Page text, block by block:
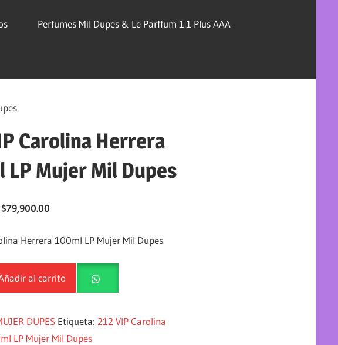
Perfumes Mil Dupes & Le Parffum 1.1 Plus AAA
Carolina Herrera
LP Mujer Mil Dupes
$79,900.00
Herrera 100ml LP Mujer Mil Dupes
al carrito
DUPES Etiqueta: 212 VIP Carolina
LP Mujer Mil Dupes